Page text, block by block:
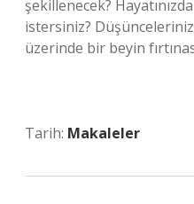
şekillenecek?
istersiniz?
üzerinde bir beyin
Tarih: Makaleler